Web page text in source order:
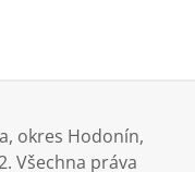
okres Hodonín,
Všechna práva